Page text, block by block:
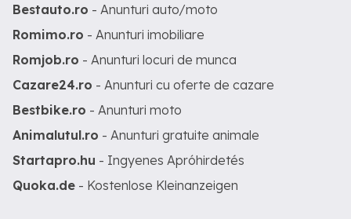
Bestauto.ro - Anunturi auto/moto
Romimo.ro - Anunturi imobiliare
Romjob.ro - Anunturi locuri de munca
Cazare24.ro - Anunturi cu oferte de cazare
Bestbike.ro - Anunturi moto
Animalutul.ro - Anunturi gratuite animale
Startapro.hu - Ingyenes Apróhirdetés
Quoka.de - Kostenlose Kleinanzeigen